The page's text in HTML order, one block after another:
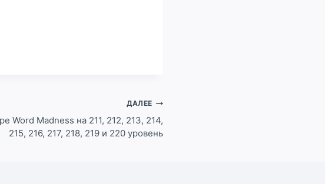
ДАЛЕЕ
Word Madness на 211, 212, 213, 214,
215, 216, 217, 218, 219 и 220 уровень